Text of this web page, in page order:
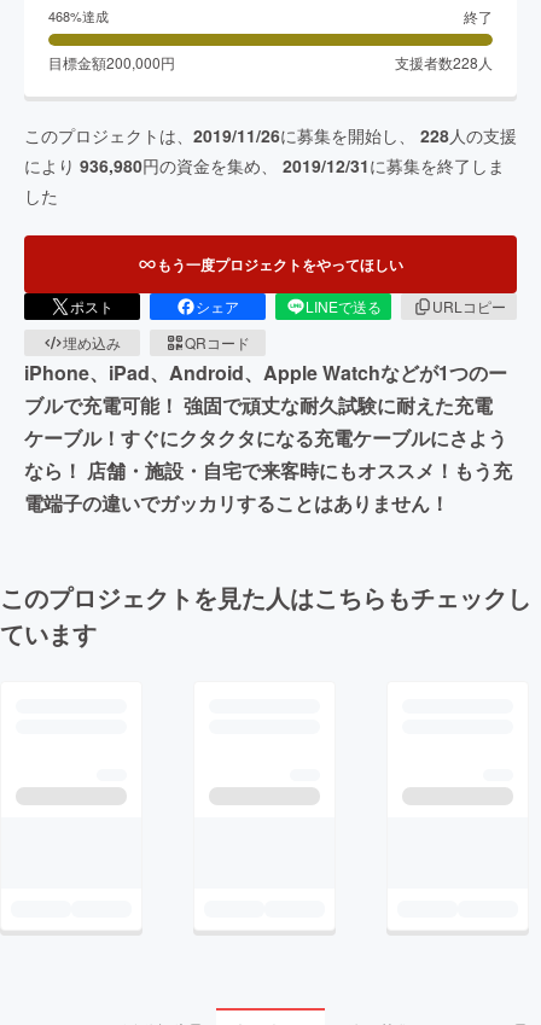
468%達成 終了
目標金額200,000円 支援者数228 人
このプロジェクトは、 2019/11/26に募集を開始し、 228人の支援
により 936,980円の資金を集め、 2019/12/31に募集を終了しま
した
もう一度プロジェクトをやってほしい
ポスト シェア LINEで送る
URLコピー
埋め込み
QRコード
iPhone、iPad、Android、Apple Watchなどが1つのー
ブルで充電可能！ 強固で頑丈な耐久試験に耐えた充電
ケーブル！すぐにクタクタになる充電ケーブルにさよう
なら！ 店舗・施設・自宅で来客時にもオススメ！もう充
電端子の違いでガッカリすることはありません！
このプロジェクトを見た人はこちらもチェックし
ています